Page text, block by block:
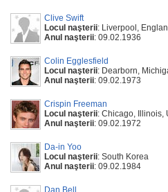
Clive Swift
Locul naşterii: Liverpool,
Anul naşterii: 09.02.1936
Colin Egglesfield
Locul naşterii: Dearborn,
Anul naşterii: 09.02.1973
Crispin Freeman
Locul naşterii: Chicago, Illinois,
Anul naşterii: 09.02.1972
Da-in Yoo
Locul naşterii: South Korea
Anul naşterii: 09.02.1984
Dan Bell